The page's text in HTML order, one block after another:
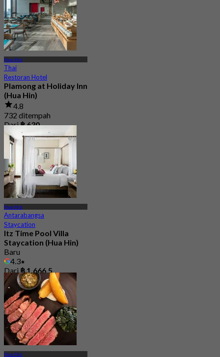
Hua Hin
Thai
Restoran Hotel
Plamong at Holiday Inn
(Hua Hin)
4.8
732 ditempah
Dari฿ 630
Hua Hin
Antarabangsa
Staycation
Itz Time Pool Villa
Staycation (Hua Hin)
Baru
4.3
Dari ฿ 1,666.5
Hua Hin